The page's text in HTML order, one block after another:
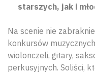
starszych, jak i
Na scenie nie
konkursów
wiolonczeli, gitary,
perkusyjnych. Soliści,